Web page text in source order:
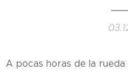
A pocas horas de la